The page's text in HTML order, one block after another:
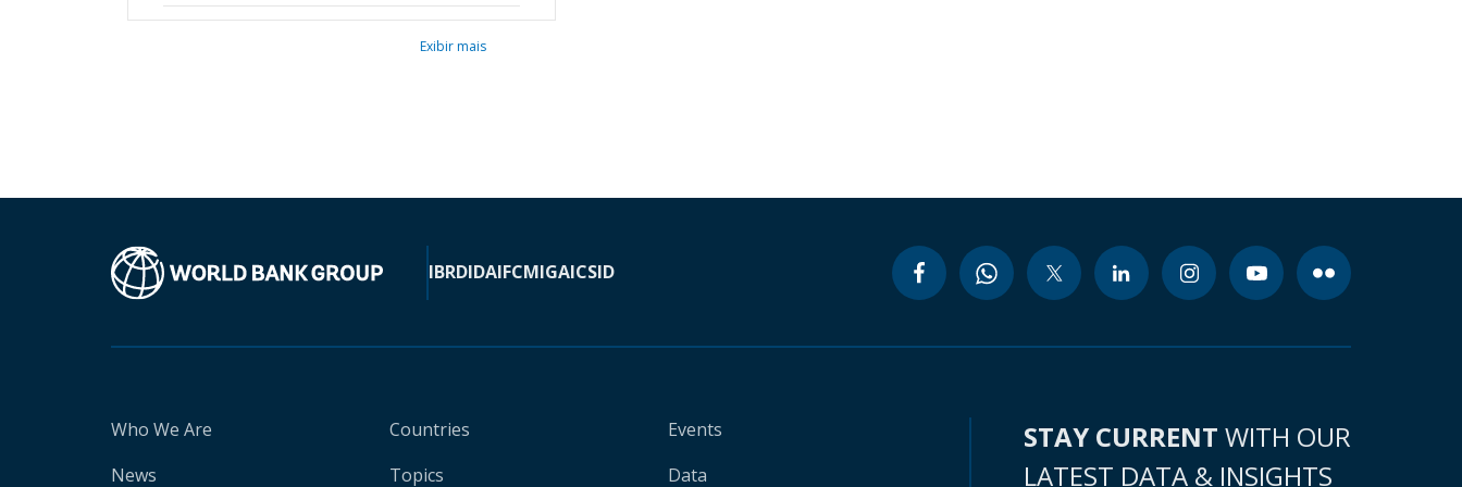
Exibir mais
IBRDIDAIFCMIGAICSID
Who We Are
News
Countries
Topics
Events
Data
STAY CURRENT WITH OUR
LATEST DATA & INSIGHTS